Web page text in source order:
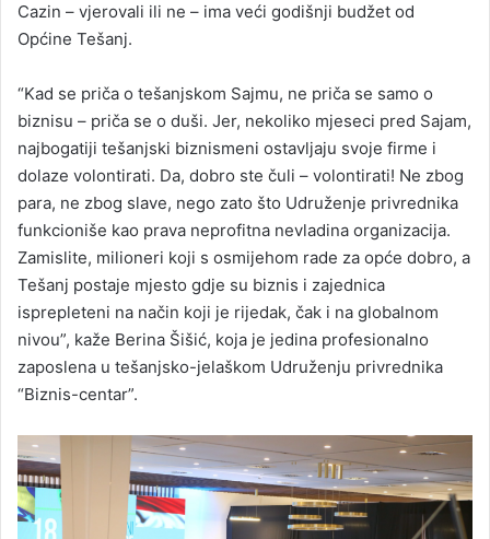
Cazin – vjerovali ili ne – ima veći godišnji budžet od
Općine Tešanj.
“Kad se priča o tešanjskom Sajmu, ne priča se samo o
biznisu – priča se o duši. Jer, nekoliko mjeseci pred Sajam,
najbogatiji tešanjski biznismeni ostavljaju svoje firme i
dolaze volontirati. Da, dobro ste čuli – volontirati! Ne zbog
para, ne zbog slave, nego zato što Udruženje privrednika
funkcioniše kao prava neprofitna nevladina organizacija.
Zamislite, milioneri koji s osmijehom rade za opće dobro, a
Tešanj postaje mjesto gdje su biznis i zajednica
isprepleteni na način koji je rijedak, čak i na globalnom
nivou”, kaže Berina Šišić, koja je jedina profesionalno
zaposlena u tešanjsko-jelaškom Udruženju privrednika
“Biznis-centar”.